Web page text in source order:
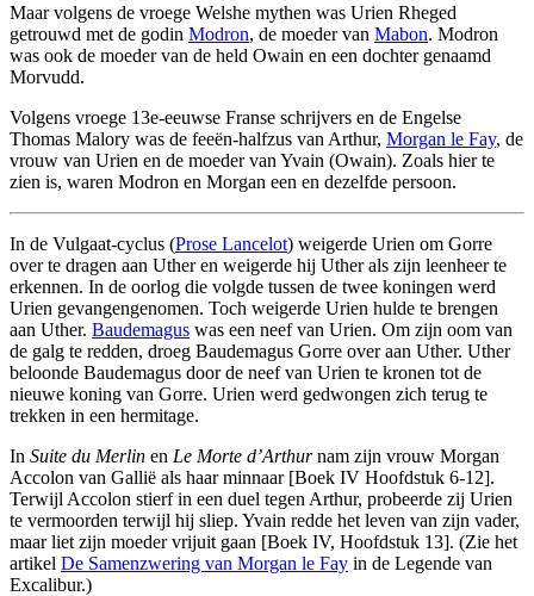
Maar volgens de vroege Welshe mythen was Urien Rheged
getrouwd met de godin Modron, de moeder van Mabon. Modron
was ook de moeder van de held Owain en een dochter genaamd
Morvudd.
Volgens vroege 13e-eeuwse Franse schrijvers en de Engelse
Thomas Malory was de feeën-halfzus van Arthur, Morgan le Fay, de
vrouw van Urien en de moeder van Yvain (Owain). Zoals hier te
zien is, waren Modron en Morgan een en dezelfde persoon.
In de Vulgaat-cyclus (Prose Lancelot) weigerde Urien om Gorre
over te dragen aan Uther en weigerde hij Uther als zijn leenheer te
erkennen. In de oorlog die volgde tussen de twee koningen werd
Urien gevangengenomen. Toch weigerde Urien hulde te brengen
aan Uther. Baudemagus was een neef van Urien. Om zijn oom van
de galg te redden, droeg Baudemagus Gorre over aan Uther. Uther
beloonde Baudemagus door de neef van Urien te kronen tot de
nieuwe koning van Gorre. Urien werd gedwongen zich terug te
trekken in een hermitage.
In Suite du Merlin en Le Morte d’Arthurnam zijn vrouw Morgan
Accolon van Gallië als haar minnaar [Boek IV Hoofdstuk 6-12].
Terwijl Accolon stierf in een duel tegen Arthur, probeerde zij Urien
te vermoorden terwijl hij sliep. Yvain redde het leven van zijn vader,
maar liet zijn moeder vrijuit gaan [Boek IV, Hoofdstuk 13]. (Zie het
artikel De Samenzwering van Morgan le Fay in de Legende van
Excalibur.)